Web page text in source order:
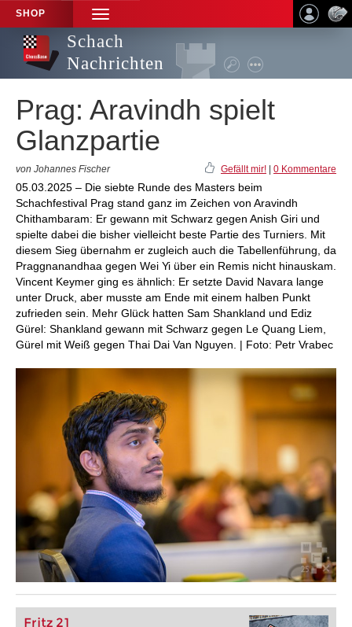
SHOP
TOGGLE
NAVIGATION
Schach
Nachrichten
Prag: Aravindh spielt
Glanzpartie
von Johannes Fischer Gefällt mir! 0 Kommentare
05.03.2025 – Die siebte Runde des Masters beim
Schachfestival Prag stand ganz im Zeichen von Aravindh
Chithambaram: Er gewann mit Schwarz gegen Anish Giri und
spielte dabei die bisher vielleicht beste Partie des Turniers. Mit
diesem Sieg übernahm er zugleich auch die Tabellenführung, da
Praggnanandhaa gegen Wei Yi über ein Remis nicht hinauskam.
Vincent Keymer ging es ähnlich: Er setzte David Navara lange
unter Druck, aber musste am Ende mit einem halben Punkt
zufrieden sein. Mehr Glück hatten Sam Shankland und Ediz
Gürel: Shankland gewann mit Schwarz gegen Le Quang Liem,
Gürel mit Weiß gegen Thai Dai Van Nguyen. | Foto: Petr Vrabec
Fritz 21